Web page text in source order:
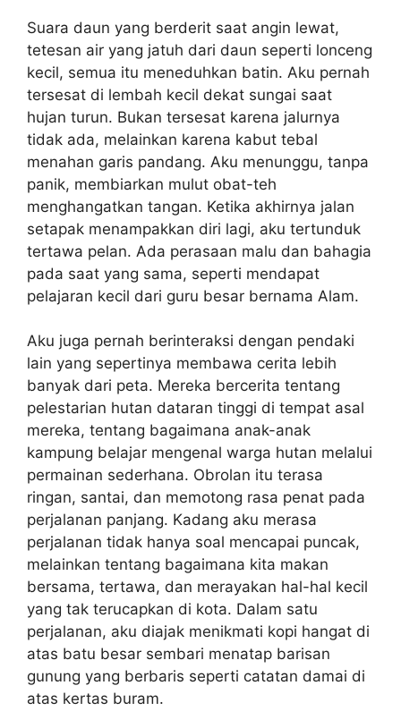
Suara daun yang berderit saat angin lewat,
tetesan air yang jatuh dari daun seperti lonceng
kecil, semua itu meneduhkan batin. Aku pernah
tersesat di lembah kecil dekat sungai saat
hujan turun. Bukan tersesat karena jalurnya
tidak ada, melainkan karena kabut tebal
menahan garis pandang. Aku menunggu, tanpa
panik, membiarkan mulut obat-teh
menghangatkan tangan. Ketika akhirnya jalan
setapak menampakkan diri lagi, aku tertunduk
tertawa pelan. Ada perasaan malu dan bahagia
pada saat yang sama, seperti mendapat
pelajaran kecil dari guru besar bernama Alam.
Aku juga pernah berinteraksi dengan pendaki
lain yang sepertinya membawa cerita lebih
banyak dari peta. Mereka bercerita tentang
pelestarian hutan dataran tinggi di tempat asal
mereka, tentang bagaimana anak-anak
kampung belajar mengenal warga hutan melalui
permainan sederhana. Obrolan itu terasa
ringan, santai, dan memotong rasa penat pada
perjalanan panjang. Kadang aku merasa
perjalanan tidak hanya soal mencapai puncak,
melainkan tentang bagaimana kita makan
bersama, tertawa, dan merayakan hal-hal kecil
yang tak terucapkan di kota. Dalam satu
perjalanan, aku diajak menikmati kopi hangat di
atas batu besar sembari menatap barisan
gunung yang berbaris seperti catatan damai di
atas kertas buram.